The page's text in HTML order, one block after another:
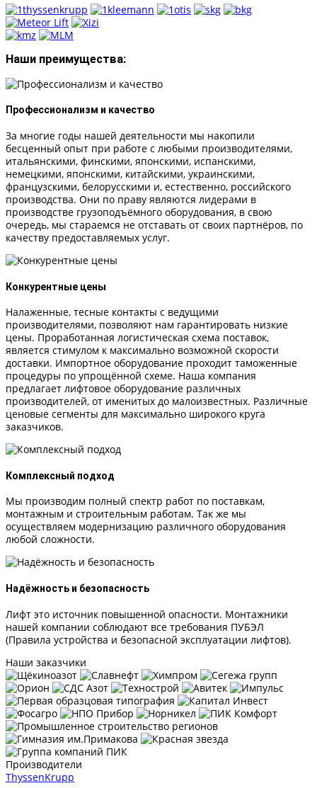
Наши преимущества:
Профессионализм и качество
За многие годы нашей деятельности мы накопили
бесценный опыт при работе с любыми производителями,
итальянскими, финскими, японскими, испанскими,
немецкими, японскими, китайскими, украинскими,
французскими, белорусскими и, естественно, российского
производства. Они по праву являются лидерами в
производстве грузоподъёмного оборудования, в свою
очередь, мы стараемся не отставать от своих партнёров, по
качеству предоставляемых услуг.
Конкурентные цены
Налаженные, тесные контакты с ведущими
производителями, позволяют нам гарантировать низкие
цены. Проработанная логистическая схема поставок,
является стимулом к максимально возможной скорости
доставки. Импортное оборудование проходит таможенные
процедуры по упрощённой схеме. Наша компания
предлагает лифтовое оборудование различных
производителей, от именитых до малоизвестных. Различные
ценовые сегменты для максимально широкого круга
заказчиков.
Комплексный подход
Мы производим полный спектр работ по поставкам,
монтажным и строительным работам. Так же мы
осуществляем модернизацию различного оборудования
любой сложности.
Надёжность и безопасность
Лифт это источник повышенной опасности. Монтажники
нашей компании соблюдают все требования ПУБЭЛ
(Правила устройства и безопасной эксплуатации лифтов).
Наши заказчики
Производители
ThyssenKrupp